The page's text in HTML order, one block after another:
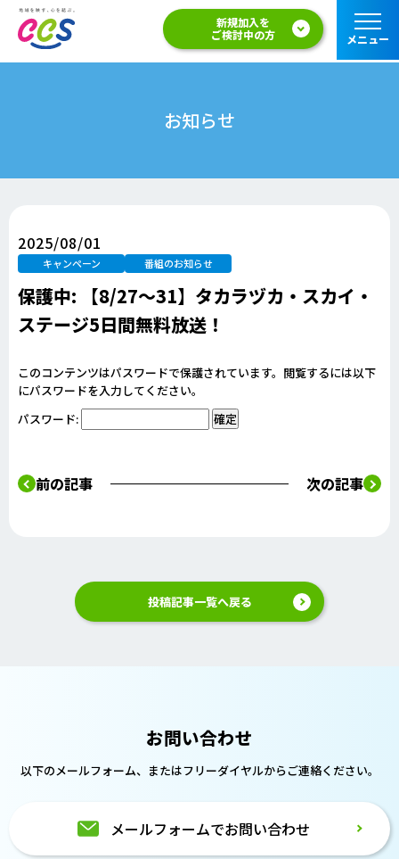
新規加入を
ご検討中の方
メニュー
お知らせ
2025/08/01
キャンペーン 番組のお知らせ
保護中: 【8/27～31】タカラヅカ・スカイ・
ステージ5日間無料放送！
このコンテンツはパスワードで保護されています。閲覧するには以下
にパスワードを入力してください。
パスワード:
前の記事 次の記事
投稿記事一覧へ戻る
お問い合わせ
以下のメールフォーム、またはフリーダイヤルからご連絡ください。
メールフォームでお問い合わせ